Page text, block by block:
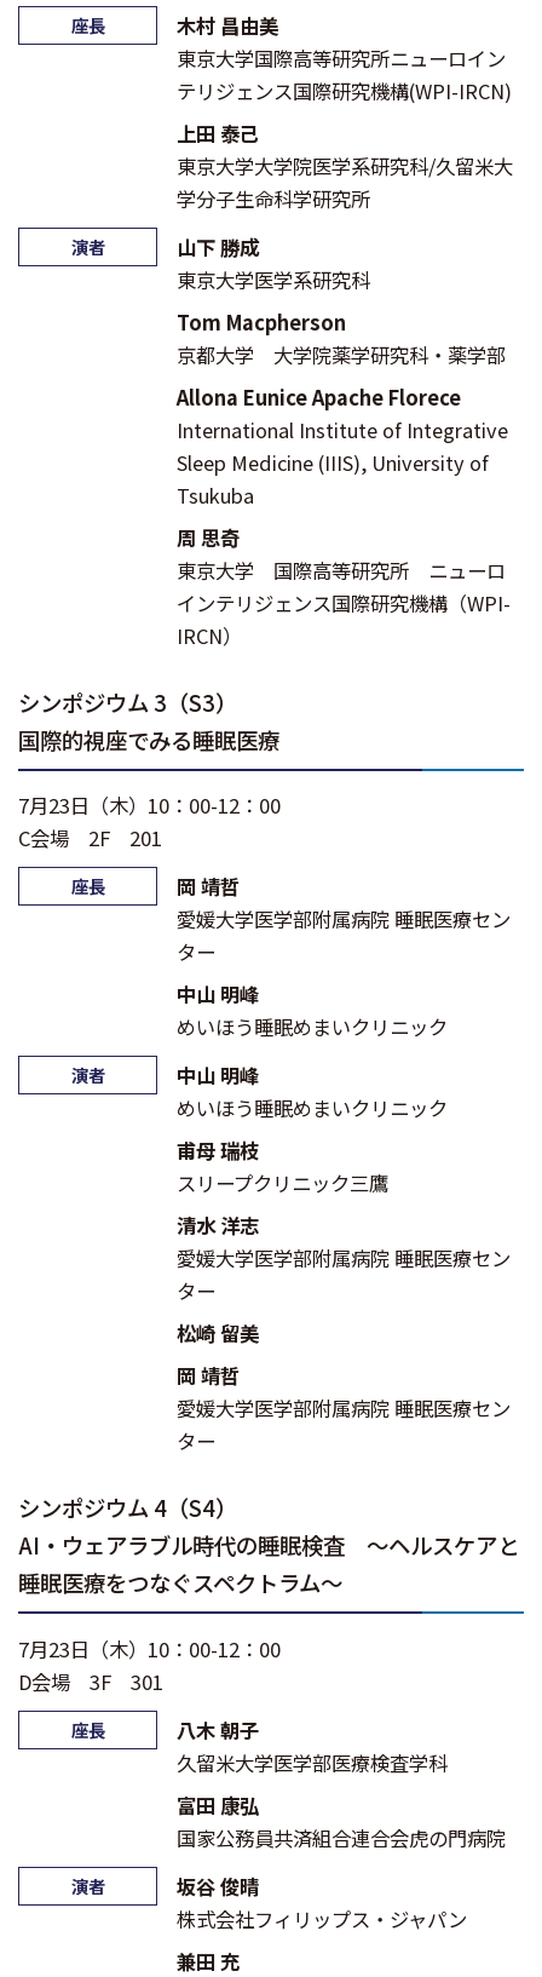
座長
木村 昌由美
東京大学国際高等研究所ニューロイン
テリジェンス国際研究機構(WPI-IRCN)
上田 泰己
東京大学大学院医学系研究科/久留米大
学分子生命科学研究所
演者
山下 勝成
東京大学医学系研究科
Tom Macpherson
京都大学 大学院薬学研究科・薬学部
Allona Eunice Apache Florece
International Institute of Integrative
Sleep Medicine (IIIS), University of
Tsukuba
周 思奇
東京大学 国際高等研究所 ニューロ
インテリジェンス国際研究機構（WPI-
IRCN）
シンポジウム 3（S3）
国際的視座でみる睡眠医療
7月23日（木）10：00-12：00
C会場 2F 201
座長
岡 靖哲
愛媛大学医学部附属病院 睡眠医療セン
ター
中山 明峰
めいほう睡眠めまいクリニック
演者
中山 明峰
めいほう睡眠めまいクリニック
甫母 瑞枝
スリープクリニック三鷹
清水 洋志
愛媛大学医学部附属病院 睡眠医療セン
ター
松崎 留美
岡 靖哲
愛媛大学医学部附属病院 睡眠医療セン
ター
シンポジウム 4（S4）
AI・ウェアラブル時代の睡眠検査 〜ヘルスケアと
睡眠医療をつなぐスペクトラム〜
7月23日（木）10：00-12：00
D会場 3F 301
座長
八木 朝子
久留米大学医学部医療検査学科
富田 康弘
国家公務員共済組合連合会虎の門病院
演者
坂谷 俊晴
株式会社フィリップス・ジャパン
兼田 充